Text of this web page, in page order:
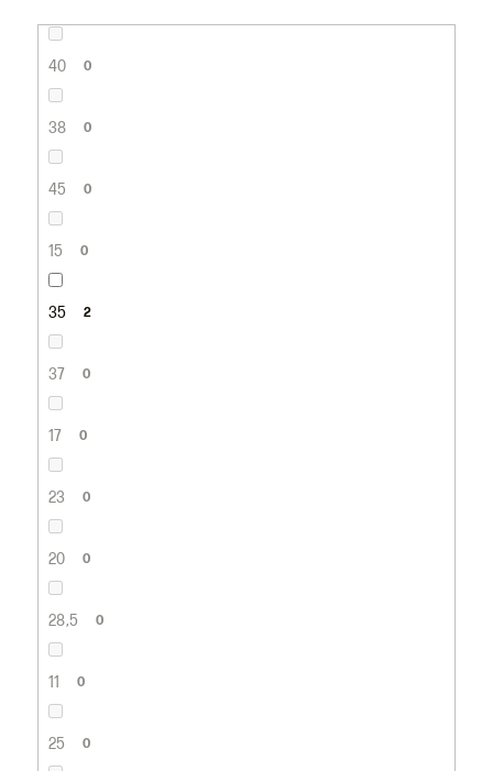
40 0
38 0
45 0
15 0
35 2
37 0
17 0
23 0
20 0
28,5 0
11 0
25 0